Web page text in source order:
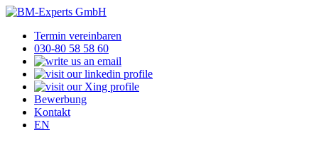
Termin vereinbaren
030-80 58 58 60
Bewerbung
Kontakt
EN